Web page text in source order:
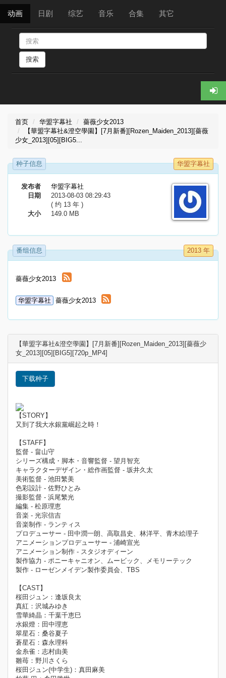
动画 日剧 综艺 音乐 合集 其它
搜索
首页 华盟字幕社
薔薇少女2013
【華盟字幕社&澄空學園】[7月新番][Rozen_Maiden_2013][薔薇
少女_2013][05][BIG5...
种子信息 华盟字幕社
发布者
华盟字幕社
日期
2013-08-03 08:29:43
( 约 13 年 )
大小
149.0 MB
番组信息 2013 年
薔薇少女2013
华盟字幕社 薔薇少女2013
【華盟字幕社&澄空學園】[7月新番][Rozen_Maiden_2013][薔薇少
女_2013][05][BIG5][720p_MP4]
下载种子
【STORY】
又到了我大水銀黨崛起之時！
【STAFF】
監督 - 畠山守
シリーズ構成・脚本・音響監督 - 望月智充
キャラクターデザイン・総作画監督 - 坂井久太
美術監督 - 池田繁美
色彩設計 - 佐野ひとみ
撮影監督 - 浜尾繁光
編集 - 松原理恵
音楽 - 光宗信吉
音楽制作 - ランティス
プロデューサー - 田中潤一朗、高取昌史、林洋平、青木絵理子
アニメーションプロデューサー - 浦崎宣光
アニメーション制作 - スタジオディーン
製作協力 - ポニーキャニオン、ムービック、メモリーテック
製作 - ローゼンメイデン製作委員会、TBS
【CAST】
桜田ジュン：逢坂良太
真紅：沢城みゆき
雪華綺晶：千葉千恵巳
水銀燈：田中理恵
翠星石：桑谷夏子
蒼星石：森永理科
金糸雀：志村由美
雛苺：野川さくら
桜田ジュン(中学生)：真田麻美